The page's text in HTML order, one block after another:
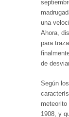
una
Ahora,
para
de
Según
1908, y